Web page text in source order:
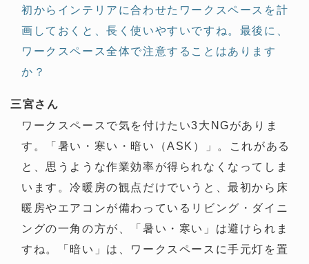
初からインテリアに合わせたワークスペースを計
画しておくと、長く使いやすいですね。最後に、
ワークスペース全体で注意することはあります
か？
三宮さん
ワークスペースで気を付けたい3大NGがありま
す。「暑い・寒い・暗い（ASK）」。これがある
と、思うような作業効率が得られなくなってしま
います。冷暖房の観点だけでいうと、最初から床
暖房やエアコンが備わっているリビング・ダイニ
ングの一角の方が、「暑い・寒い」は避けられま
すね。「暗い」は、ワークスペースに手元灯を置